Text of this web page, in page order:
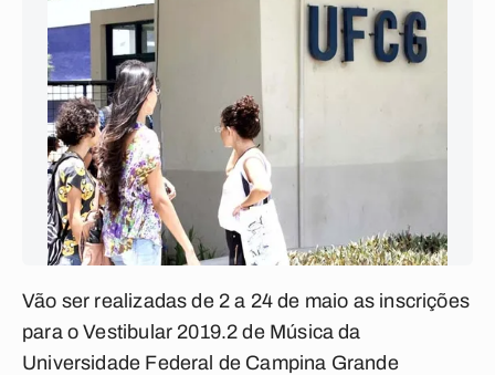
Vão ser realizadas de 2 a 24 de maio as inscrições
para o Vestibular 2019.2 de Música da
Universidade Federal de Campina Grande